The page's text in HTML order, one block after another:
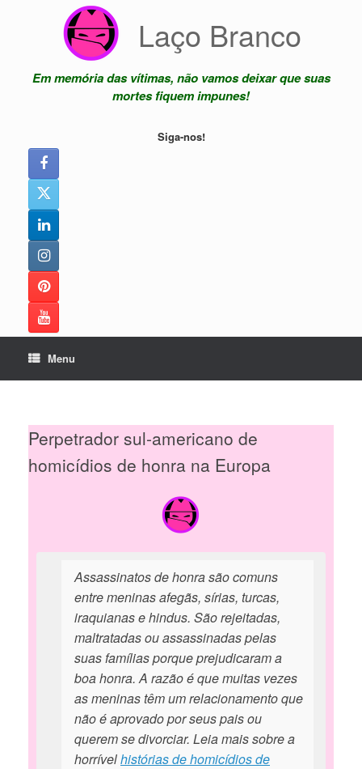
Laço Branco
Em memória das vítimas, não vamos deixar que suas
mortes fiquem impunes!
Siga-nos!
Menu
Perpetrador sul-americano de
homicídios de honra na Europa
Assassinatos de honra são comuns
entre meninas afegãs, sírias, turcas,
iraquianas e hindus. São rejeitadas,
maltratadas ou assassinadas pelas
suas famílias porque prejudicaram a
boa honra. A razão é que muitas vezes
as meninas têm um relacionamento que
não é aprovado por seus pais ou
querem se divorciar. Leia mais sobre a
horrívelhistórias de homicídios de